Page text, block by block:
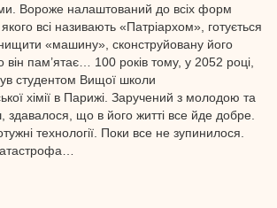
Вороже налаштований до всіх форм
всі називають «Патріархом», готується
«машину», сконструйовану його
пам’ятає… 100 років тому, у 2052 році,
студентом Вищої школи
хімії в Парижі. Заручений з молодою та
що в його житті все йде добре.
технології. Поки все не зупинилося.